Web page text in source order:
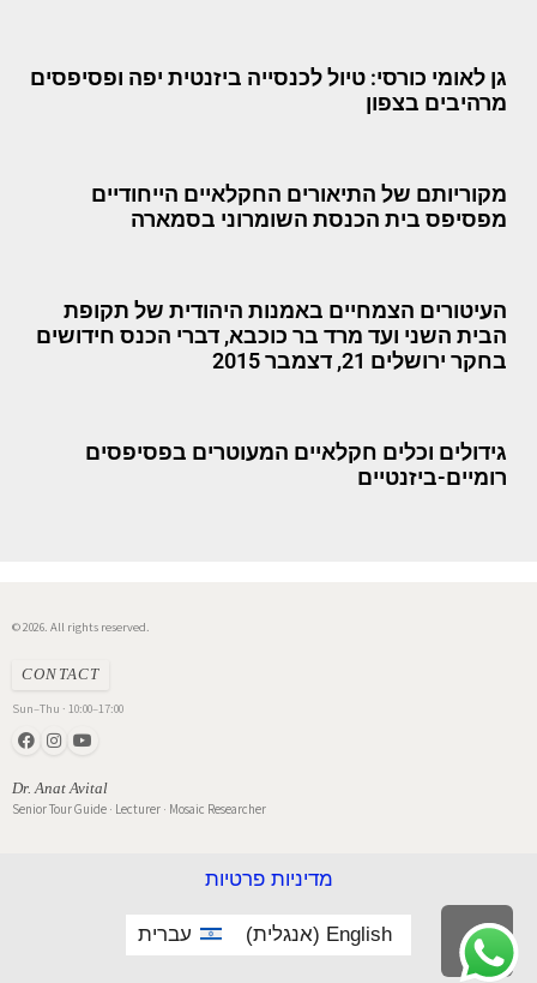
גן לאומי כורסי: טיול לכנסייה ביזנטית יפה ופסיפסים
מרהיבים בצפון
מקוריותם של התיאורים החקלאיים הייחודיים
מפסיפס בית הכנסת השומרוני בסמארה
העיטורים הצמחיים באמנות היהודית של תקופת
הבית השני ועד מרד בר כוכבא, דברי הכנס חידושים
בחקר ירושלים 21, דצמבר 2015
גידולים וכלים חקלאיים המעוטרים בפסיפסים
רומיים-ביזנטיים
© 2026. All rights reserved.
CONTACT
Sun–Thu · 10:00–17:00
Dr. Anat Avital
Senior Tour Guide · Lecturer · Mosaic Researcher
גלילה
לראש
מדיניות פרטיות
English
(אנגלית) עברית